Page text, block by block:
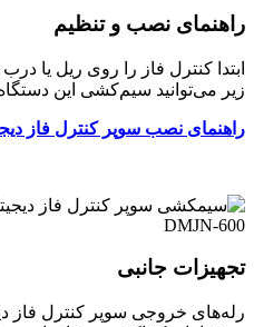
راهنمای نصب و تنظیم
ابتدا کنترل فاز را روی ریل یا
زیر می‌توانید سیم‌کشی این دستگاه
راهنمای نصب سوپر کنترل فاز
تجهیزات جانبی
رله‌های خروجی سوپر کنترل فاز